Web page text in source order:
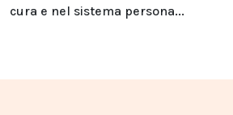
cura e nel sistema persona...